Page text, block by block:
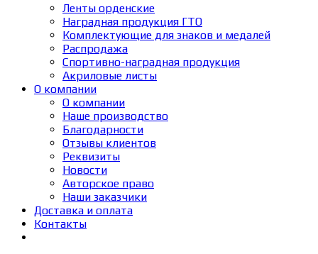
Ленты орденские
Наградная продукция ГТО
Комплектующие для знаков и медалей
Распродажа
Спортивно-наградная продукция
Акриловые листы
О компании
О компании
Наше производство
Благодарности
Отзывы клиентов
Реквизиты
Новости
Авторское право
Наши заказчики
Доставка и оплата
Контакты